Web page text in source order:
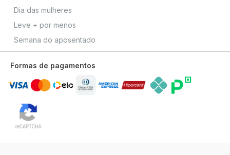
Dia das mulheres
Leve + por menos
Semana do aposentado
Formas de pagamentos